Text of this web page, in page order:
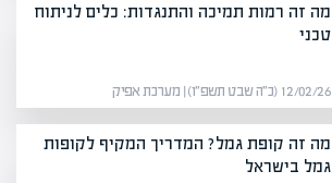
מה זה רמות תמיכה והתנגדות: כלים לניתוח
טכני
12/02/26 (כ״ה שבט תשפ״ו) | מערכת אפיק
מה זה קופת גמל? המדריך המקיף לקופות
גמל בישראל